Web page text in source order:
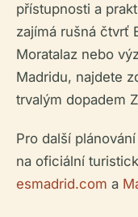
přístupnosti a
zajímá rušná čtvrť
Moratalaz nebo
Madridu, najdete
trvalým dopadem
Pro další
na oficiální
esmadrid.com a